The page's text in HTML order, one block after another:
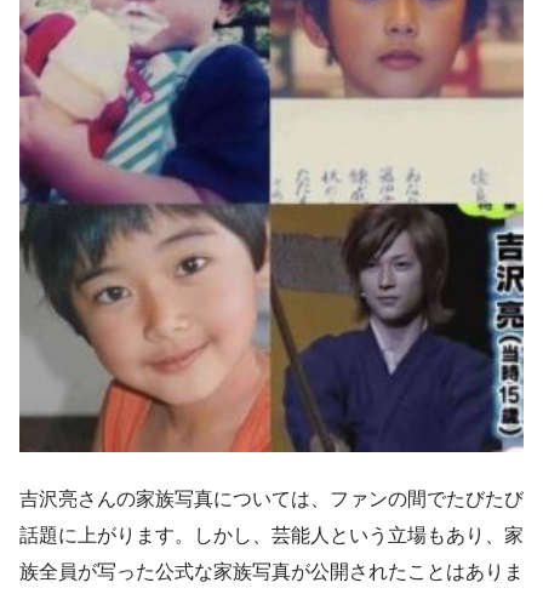
吉沢亮さんの家族写真については、ファンの間でたびたび
話題に上がります。しかし、芸能人という立場もあり、家
族全員が写った公式な家族写真が公開されたことはありま